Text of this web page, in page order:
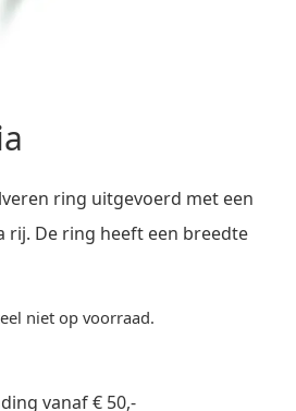
ring uitgevoerd met een
rij. De ring heeft een breedte
niet op voorraad.
vanaf € 50,-